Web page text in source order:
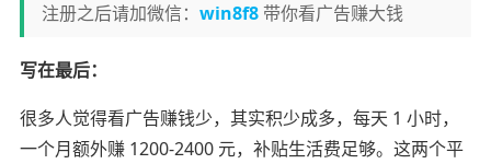
注册之后请加微信： win8f8带你看广告赚大钱
写在最后：
很多人觉得看广告赚钱少，其实积少成多，每天 1 小时，
一个月额外赚 1200-2400 元，补贴生活费足够。这两个平